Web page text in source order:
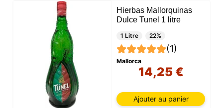
Hierbas Mallorquinas
Dulce Tunel 1 litre
1 Litre 22%
(1)
Mallorca
14,25 €
Ajouter au panier